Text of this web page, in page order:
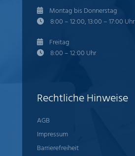
Montag bis Donnerstag
8:00 – 12:00, 13:00 – 17:00 Uhr
Freitag
8:00 – 12:00 Uhr
Rechtliche Hinweise
AGB
Impressum
Barrierefreiheit